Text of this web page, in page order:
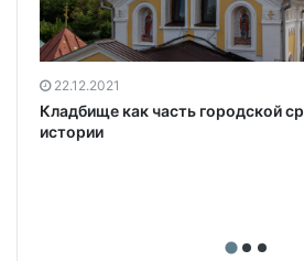
22.12.2021
Кладбище как часть городской
истории